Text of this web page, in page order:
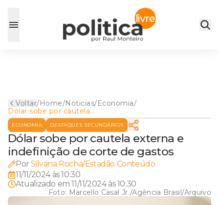
Voltar/Home/Noticias/Economia/
Dólar sobe por cautela
externa e indefinição de
corte de gastos
ECONOMIA DESTAQUES SECUNDÁRIOS
Dólar sobe por cautela externa e
indefinição de corte de gastos
Por Silvana Rocha/Estadão Conteúdo
11/11/2024 às 10:30
Atualizado em11/11/2024 às 10:30
Foto: Marcello Casal Jr./Agência Brasil/Arquivo